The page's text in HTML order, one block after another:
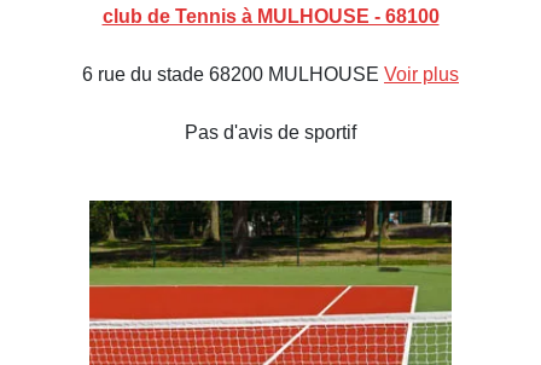
club de Tennis à MULHOUSE - 68100
6 rue du stade 68200 MULHOUSE Voir plus
Pas d'avis de sportif